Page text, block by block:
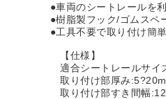
●車両のシートレールを
●樹脂製フック/ゴムスペ
●工具不要で取り付け簡
【仕様】
適合シートレールサイ
取り付け部厚み
取り付け部すき間幅